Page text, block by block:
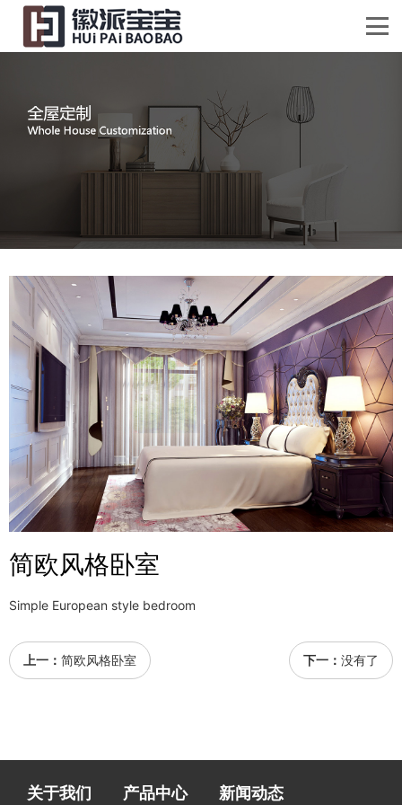
简欧风格卧室
Simple European style bedroom
上一： 简欧风格卧室 下一： 没有了
关于我们 产品中心 新闻动态